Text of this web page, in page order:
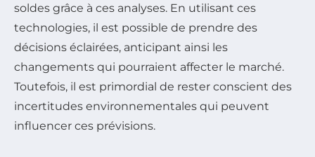
soldes grâce à ces analyses. En utilisant ces
technologies, il est possible de prendre des
décisions éclairées, anticipant ainsi les
changements qui pourraient affecter le marché.
Toutefois, il est primordial de rester conscient des
incertitudes environnementales qui peuvent
influencer ces prévisions.